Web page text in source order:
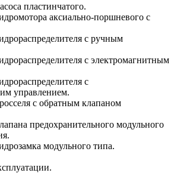
пластинчатого.
аксиально-поршневого с
с ручным
с электромагнитным
с
управлением.
с обратным клапаном
предохранительного модульного
модульного типа.